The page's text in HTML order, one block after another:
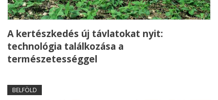
A kertészkedés új távlatokat nyit:
technológia találkozása a
természetességgel
BELFÖLD